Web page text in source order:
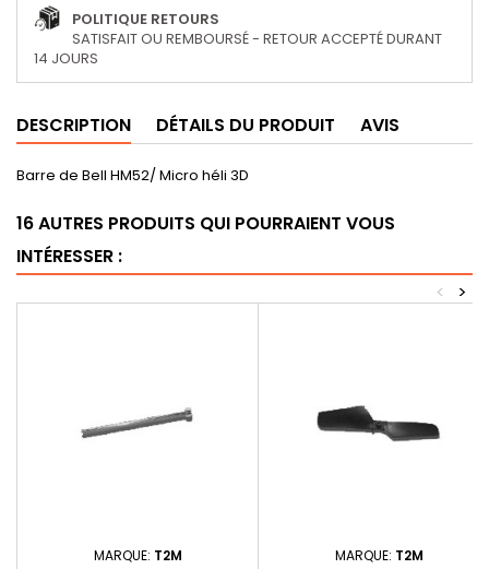
POLITIQUE RETOURS
SATISFAIT OU REMBOURSÉ - RETOUR ACCEPTÉ DURANT
14 JOURS
DESCRIPTION DÉTAILS DU PRODUIT AVIS
Barre de Bell HM52/ Micro héli 3D
16 AUTRES PRODUITS QUI POURRAIENT VOUS
INTÉRESSER :
>
<
MARQUE: T2M MARQUE: T2M